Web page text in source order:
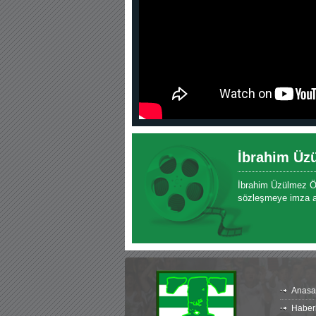
16.07.2024 14:32 | Hoş geldin Kerem Bebek!
08.01.2024 19:01 |
İbrahim
İbrahim Üzülmez
sözleşmeye imza